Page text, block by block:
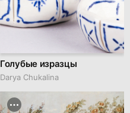
Голубые изразцы
Darya Chukalina